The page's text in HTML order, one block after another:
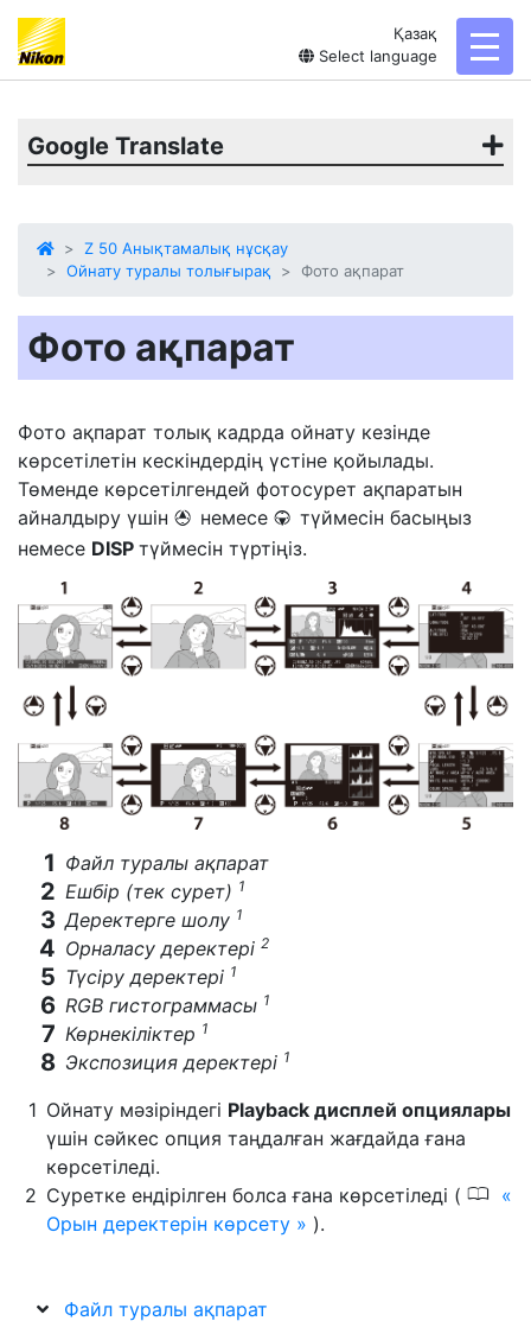
Қазақ
Select language
Google Translate
Z 50 Анықтамалық нұсқау
Ойнату туралы толығырақ
Фото ақпарат
Фото ақпарат
Фото ақпарат толық кадрда ойнату кезінде
көрсетілетін кескіндердің үстіне қойылады.
Төменде көрсетілгендей фотосурет ақпаратын
айналдыру үшін 1 немесе 3 түймесін басыңыз
немесе DISP түймесін түртіңіз.
Файл туралы ақпарат
Ешбір (тек сурет) 1
Деректерге шолу 1
Орналасу деректері 2
Түсіру деректері 1
RGB гистограммасы 1
Көрнекіліктер 1
Экспозиция деректері 1
Ойнату мәзіріндегі Playback дисплей опциялары
үшін сәйкес опция таңдалған жағдайда ғана
көрсетіледі.
Суретке ендірілген болса ғана көрсетіледі ( 0
Орын деректерін көрсету ).
Файл туралы ақпарат